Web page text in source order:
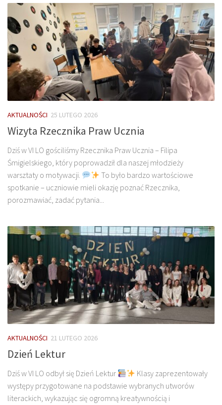
AKTUALNOŚCI 25 LUTEGO 2026
Wizyta Rzecznika Praw Ucznia
Dziś w VI LO gościliśmy Rzecznika Praw Ucznia – Filipa
Śmigielskiego, który poprowadził dla naszej młodzieży
warsztaty o motywacji.
To było bardzo wartościowe
spotkanie – uczniowie mieli okazję poznać Rzecznika,
porozmawiać, zadać pytania...
AKTUALNOŚCI 21 LUTEGO 2026
Dzień Lektur
Dziś w VI LO odbył się Dzień Lektur
Klasy zaprezentowały
występy przygotowane na podstawie wybranych utworów
literackich, wykazując się ogromną kreatywnością i